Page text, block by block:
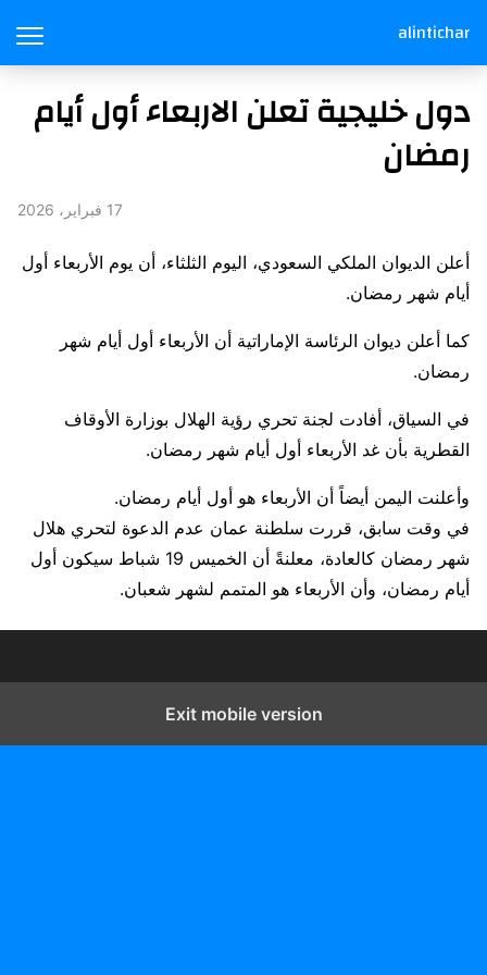
alintichar
دول خليجية تعلن الاربعاء أول أيام
رمضان
17 فبراير، 2026
أعلن الديوان الملكي السعودي، اليوم الثلثاء، أن يوم الأربعاء أول
أيام شهر رمضان.
كما أعلن ديوان الرئاسة الإماراتية أن الأربعاء أول أيام شهر
رمضان.
في السياق، أفادت لجنة تحري رؤية الهلال بوزارة الأوقاف
القطرية بأن غد الأربعاء أول أيام شهر رمضان.
وأعلنت اليمن أيضاً أن الأربعاء هو أول أيام رمضان.
في وقت سابق، قررت سلطنة عمان عدم الدعوة لتحري هلال
شهر رمضان كالعادة، معلنةً أن الخميس 19 شباط سيكون أول
أيام رمضان، وأن الأربعاء هو المتمم لشهر شعبان.
Exit mobile version